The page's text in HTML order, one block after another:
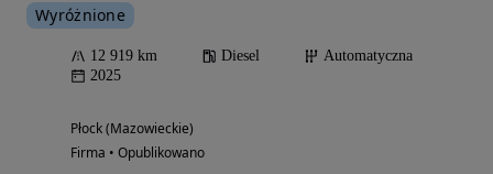
Wyróżnione
12 919 km Diesel
Automatyczna
2025
Płock (Mazowieckie)
Firma • Opublikowano